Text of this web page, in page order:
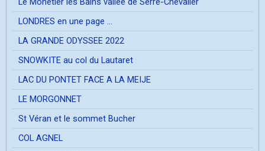
LONDRES en une page ...
LA GRANDE ODYSSEE 2022
SNOWKITE au col du Lautaret
LAC DU PONTET FACE A LA MEIJE
LE MORGONNET
St Véran et le sommet Bucher
COL AGNEL